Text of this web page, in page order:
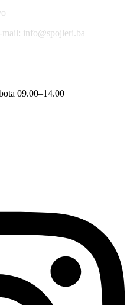
info@spojleri.ba
09.00–14.00